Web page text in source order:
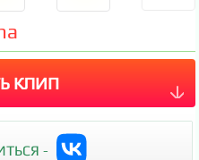
КЛИП
-